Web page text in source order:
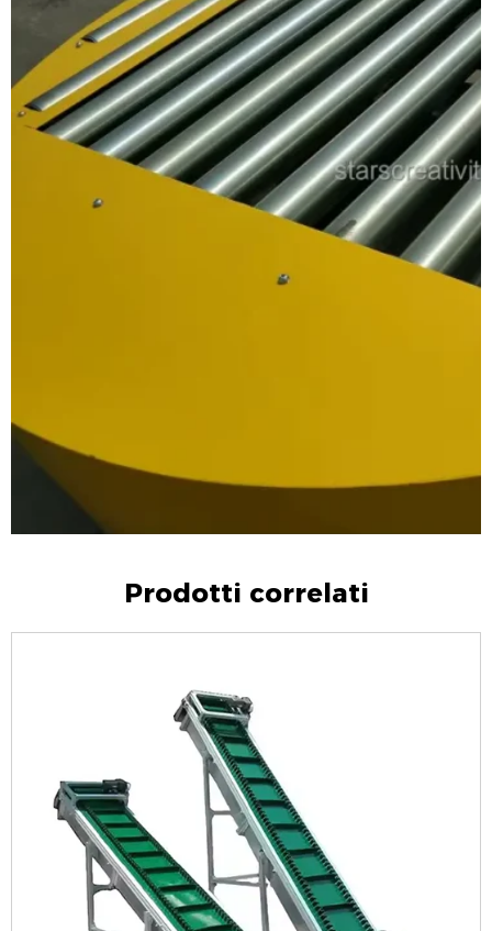
Prodotti correlati